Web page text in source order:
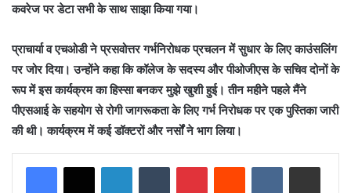
कवरेज पर डेटा सभी के साथ साझा किया गया।
प्राचार्या व एचओडी ने प्रसवोत्तर गर्भनिरोधक प्रचलन में सुधार के लिए काउंसलिंग
पर जोर दिया। उन्होंने कहा कि कॉलेज के सदस्य और पीओजीएस के सचिव दोनों के
रूप में इस कार्यक्रम का हिस्सा बनकर मुझे खुशी हुई। तीन महीने पहले मैंने
पीएसआई के सहयोग से रोगी जागरूकता के लिए गर्भ निरोधक पर एक पुस्तिका जारी
की थी। कार्यक्रम में कई डॉक्टरों और नर्सों ने भाग लिया।
LinkedInTumblr PinterestReddit VKontakteShare via Email